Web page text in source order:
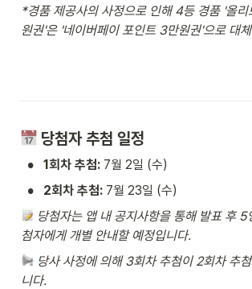
*경품 제공사의 사정으로 인해 4등 경품 '올
원권'은 '네이버페이 포인트 3만원권'으로 대
당첨자 추첨 일정
• 1회차 추첨: 7월 2일 (수)
• 2회차 추첨: 7월 23일 (수)
당첨자는 앱 내 공지사항을 통해 발표 후 5
첨자에게 개별 안내할 예정입니다.
당사 사정에 의해 3회차 추첨이 2회차 추
니다.